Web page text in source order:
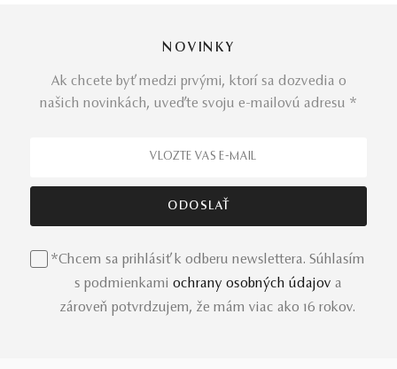
NOVINKY
Ak chcete byť medzi prvými, ktorí sa dozvedia o
našich novinkách, uveďte svoju e-mailovú adresu *
*Chcem sa prihlásiť k odberu newslettera. Súhlasím
s podmienkami ochrany osobných údajov a
zároveň potvrdzujem, že mám viac ako 16 rokov.